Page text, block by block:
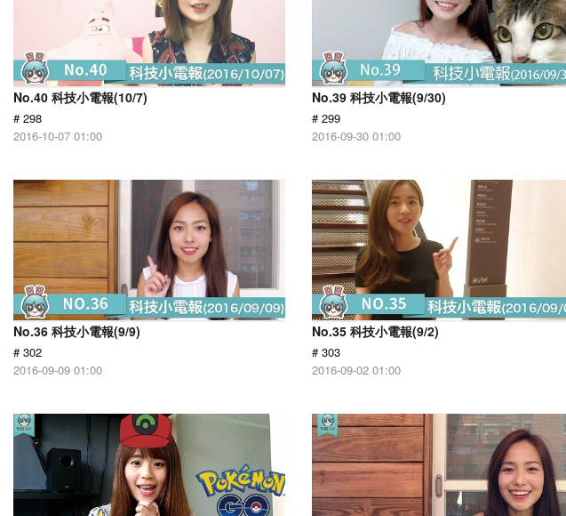
No.40 科技小電報(10/7)
# 298
2016-10-07 01:00
No.39 科技小電報(9/30)
# 299
2016-09-30 01:00
No.36 科技小電報(9/9)
# 302
2016-09-09 01:00
No.35 科技小電報(9/2)
# 303
2016-09-02 01:00